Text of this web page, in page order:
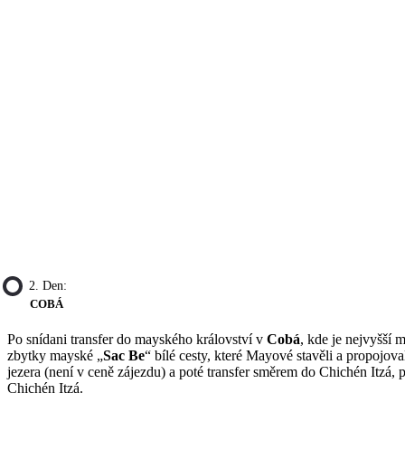
2. Den:
COBÁ
Po snídani transfer do mayského království v Cobá, kde je nejvyšší
zbytky mayské „Sac Be“ bílé cesty, které Mayové stavěli a
jezera (není v ceně zájezdu) a poté transfer směrem do Chichén
Chichén Itzá.